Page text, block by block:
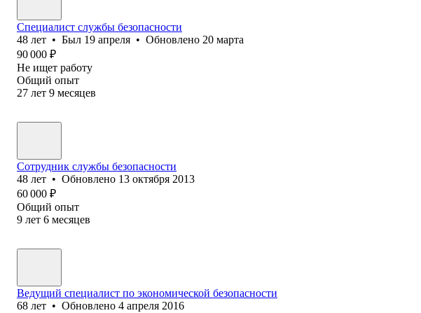
Специалист службы безопасности
48 лет • Был 19 апреля • Обновлено 20 марта
90 000 ₽
Не ищет работу
Общий опыт
27 лет 9 месяцев
Сотрудник службы безопасности
48 лет • Обновлено 13 октября 2013
60 000 ₽
Общий опыт
9 лет 6 месяцев
Ведущий специалист по экономической безопасности
68 лет • Обновлено 4 апреля 2016